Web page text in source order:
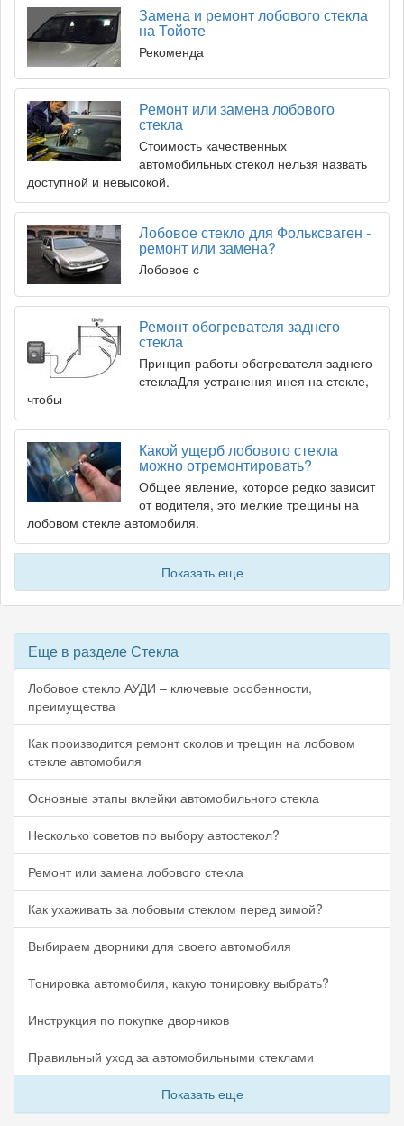
Замена и ремонт лобового стекла
на Тойоте
Рекоменда
Ремонт или замена лобового
стекла
Стоимость качественных
автомобильных стекол нельзя назвать
доступной и невысокой.
Лобовое стекло для Фольксваген -
ремонт или замена?
Лобовое с
Ремонт обогревателя заднего
стекла
Принцип работы обогревателя заднего
стеклаДля устранения инея на стекле,
чтобы
Какой ущерб лобового стекла
можно отремонтировать?
Общее явление, которое редко зависит
от водителя, это мелкие трещины на
лобовом стекле автомобиля.
Показать еще
Еще в разделе Стекла
Лобовое стекло АУДИ – ключевые особенности,
преимущества
Как производится ремонт сколов и трещин на лобовом
стекле автомобиля
Основные этапы вклейки автомобильного стекла
Несколько советов по выбору автостекол?
Ремонт или замена лобового стекла
Как ухаживать за лобовым стеклом перед зимой?
Выбираем дворники для своего автомобиля
Тонировка автомобиля, какую тонировку выбрать?
Инструкция по покупке дворников
Правильный уход за автомобильными стеклами
Показать еще